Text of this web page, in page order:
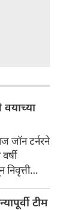
जॉन टर्नरने
टीम